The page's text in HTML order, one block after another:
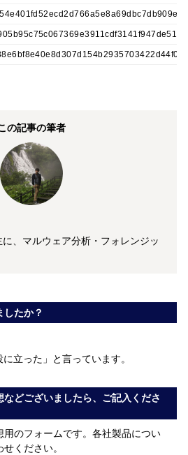
の記事の筆者
、マルウェア分析・フォレンジッ
したか？
立った」と言っています。
どございましたら、ご記入くださ
用のフォームです。各社製品につい
ください。